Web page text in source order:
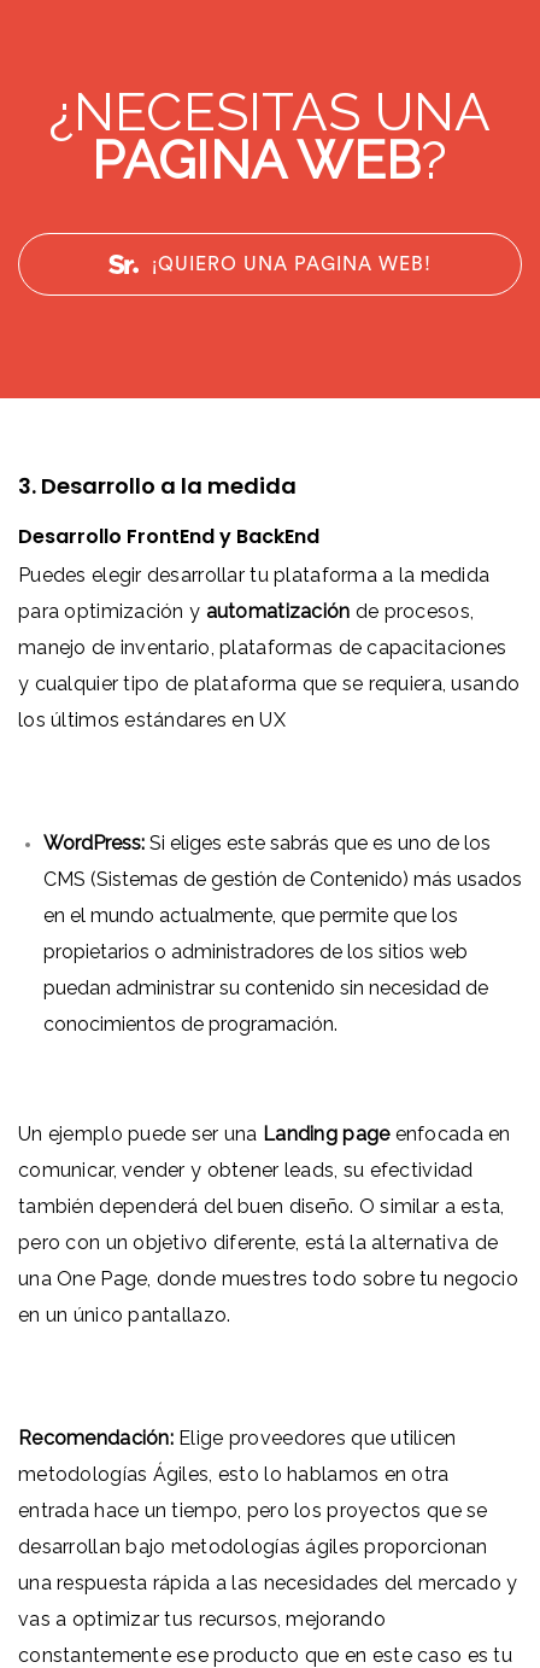
¿NECESITAS UNA
PAGINA WEB?
¡QUIERO UNA PAGINA WEB!
3. Desarrollo a la medida
Desarrollo FrontEnd y BackEnd
Puedes elegir desarrollar tu plataforma a la medida
para optimización y automatización de procesos,
manejo de inventario, plataformas de capacitaciones
y cualquier tipo de plataforma que se requiera, usando
los últimos estándares en UX
WordPress: Si eliges este sabrás que es uno de los
CMS (Sistemas de gestión de Contenido) más usados
en el mundo actualmente, que permite que los
propietarios o administradores de los sitios web
puedan administrar su contenido sin necesidad de
conocimientos de programación.
Un ejemplo puede ser una Landing pageenfocada en
comunicar, vender y obtener leads, su efectividad
también dependerá del buen diseño. O similar a esta,
pero con un objetivo diferente, está la alternativa de
una One Page, donde muestres todo sobre tu negocio
en un único pantallazo.
Recomendación:Elige proveedores que utilicen
metodologías Ágiles, esto lo hablamos en otra
entrada hace un tiempo, pero los proyectos que se
desarrollan bajo metodologías ágiles proporcionan
una respuesta rápida a las necesidades del mercado y
vas a optimizar tus recursos, mejorando
constantemente ese producto que en este caso es tu